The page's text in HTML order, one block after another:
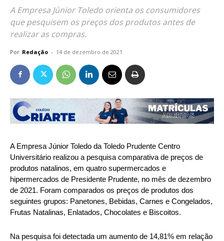
A Empresa Júnior Toledo orienta os consumidores
que pesquisem os preços dos produtos antes de
realizar as compras.
Por Redação - 14 de dezembro de 2021
A Empresa Júnior Toledo da Toledo Prudente Centro
Universitário realizou a pesquisa comparativa de preços de
produtos natalinos, em quatro supermercados e
hipermercados de Presidente Prudente, no mês de dezembro
de 2021. Foram comparados os preços de produtos dos
seguintes grupos: Panetones, Bebidas, Carnes e Congelados,
Frutas Natalinas, Enlatados, Chocolates e Biscoitos.
Na pesquisa foi detectada um aumento de 14,81% em relação